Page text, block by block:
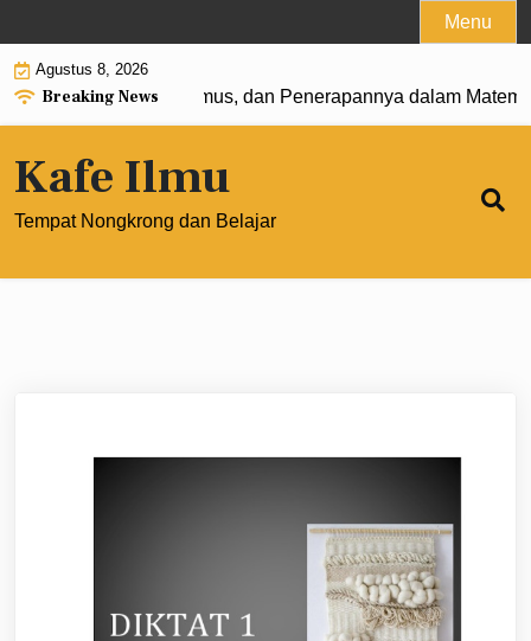
to
content
Menu
Agustus 8, 2026
Breaking News
0: Pengertian, Rumus, dan Penerapannya dalam
Kafe Ilmu
Tempat Nongkrong dan Belajar